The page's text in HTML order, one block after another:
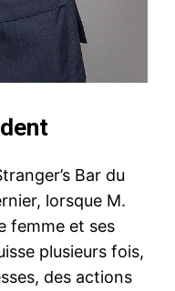
Bar du
lorsque M.
femme et ses
plusieurs fois,
des actions